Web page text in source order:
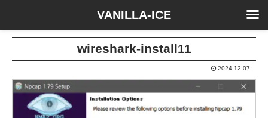
wireshark-install11
2024.12.07
VANILLA-ICE